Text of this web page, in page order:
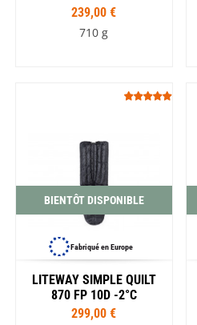
239,00 €
710 g
BIENTÔT DISPONIBLE
Fabriqué en Europe
LITEWAY SIMPLE QUILT
870 FP 10D -2°C
299,00 €